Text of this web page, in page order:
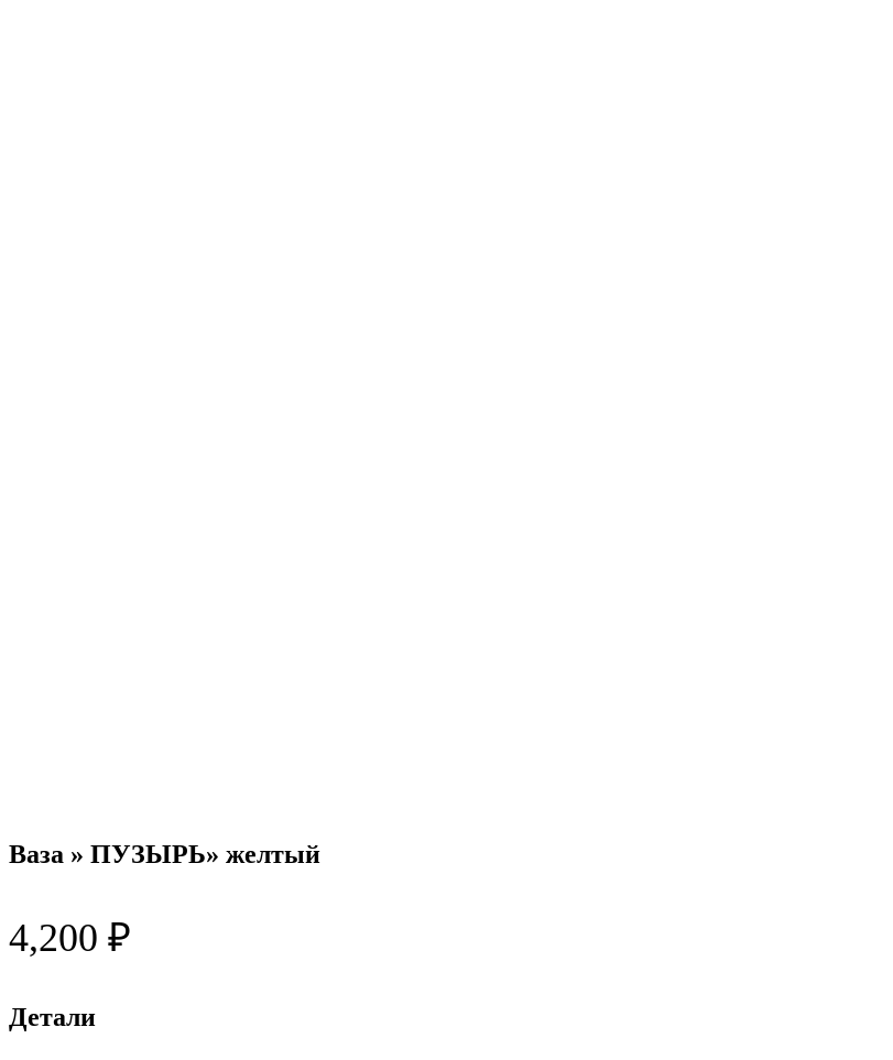
Ваза » ПУЗЫРЬ» желтый
4,200 ₽
Детали